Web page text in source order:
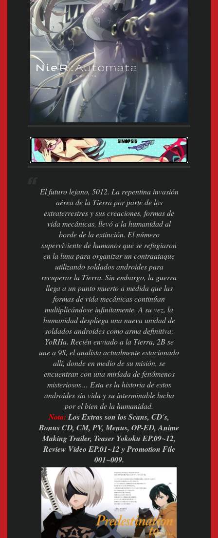
El futuro lejano, 5012. La repentina invasión
aérea de la Tierra por parte de los
extraterrestres y sus creaciones, formas de
vida mecánicas, llevó a la humanidad al
borde de la extinción. El número
superviviente de humanos que se refugiaron
en la luna para organizar un contraataque
utilizando soldados androides para
recuperar la Tierra. Sin embargo, la guerra
llega a un punto muerto a medida que las
formas de vida mecánicas continúan
multiplicándose infinitamente. A su vez, la
humanidad despliega una nueva unidad de
soldados androides como arma definitiva:
YoRHa. Recién enviado a la Tierra, 2B se
une a 9S, el analista actualmente estacionado
allí, donde en medio de su misión, se
encuentran con una miríada de fenómenos
misteriosos… Esta es la historia de estos
androides sin vida y su interminable lucha
por el bien de la humanidad.
Nota:Los Extras son los Scans, CD´s,
Bonus CD, CM, PV, Menus, OP-ED, Anime
Making Trailer, Teaser Yokoku EP.09~12,
Review Video EP.01~12 y Promotion File
001~009.